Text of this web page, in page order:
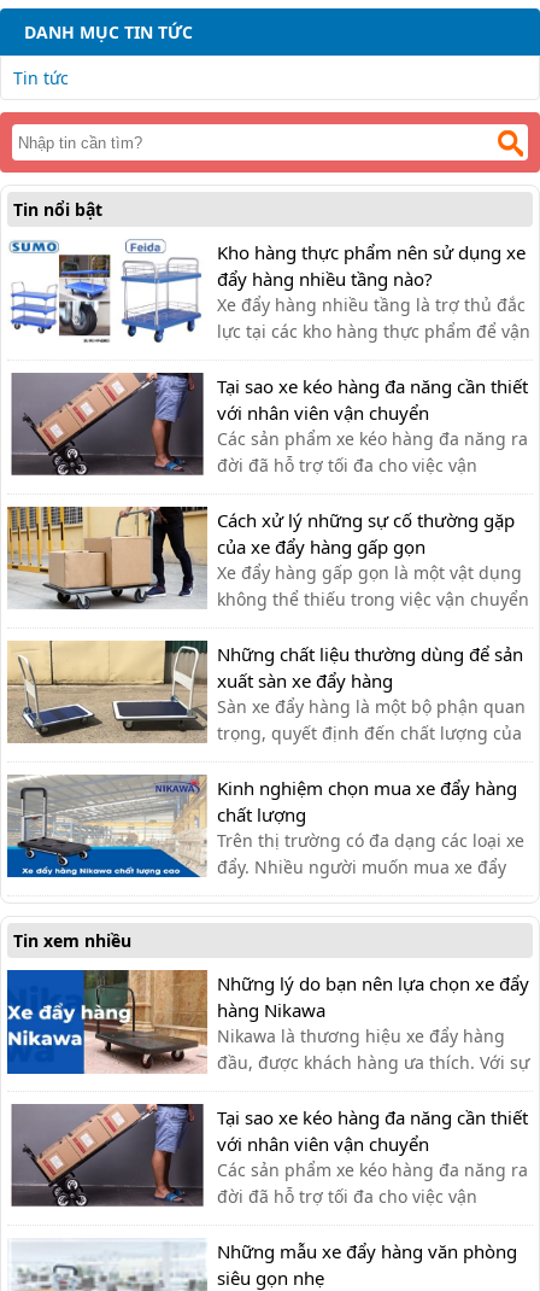
DANH MỤC TIN TỨC
Tin tức
Tin nổi bật
Kho hàng thực phẩm nên sử dụng xe
đẩy hàng nhiều tầng nào?
Xe đẩy hàng nhiều tầng là trợ thủ đắc
lực tại các kho hàng thực phẩm để vận
chuyển hàng hóa. Dưới đây là một số
dòng xe đẩy được ưa chuộng trên thị
trường.
Tại sao xe kéo hàng đa năng cần thiết
với nhân viên vận chuyển
Các sản phẩm xe kéo hàng đa năng ra
đời đã hỗ trợ tối đa cho việc vận
chuyển thủ công của nhân viên vận
chuyển, giúp tiết kiệm thời gian và sức
lực.
Cách xử lý những sự cố thường gặp
của xe đẩy hàng gấp gọn
Xe đẩy hàng gấp gọn là một vật dụng
không thể thiếu trong việc vận chuyển
hàng hóa. Sau một thời gian, xe có thể
gặp phải một số lỗi. Cùng tìm hiểu
trong bài viết sau
Những chất liệu thường dùng để sản
xuất sàn xe đẩy hàng
Sàn xe đẩy hàng là một bộ phận quan
trọng, quyết định đến chất lượng của
xe đẩy. Lựa chọn chất liệu phù hợp
giúp bạn có được chiếc xe đẩy hàng
ưng ý.
Kinh nghiệm chọn mua xe đẩy hàng
chất lượng
Trên thị trường có đa dạng các loại xe
đẩy. Nhiều người muốn mua xe đẩy
hàng nhưng băn khoăn không biết
nên lựa chọn xe đẩy hàng chất lượng
Tin xem nhiều
Những lý do bạn nên lựa chọn xe đẩy
hàng Nikawa
Nikawa là thương hiệu xe đẩy hàng
đầu, được khách hàng ưa thích. Với sự
tiện lợi, bền đẹp, xe đẩy hàng Nikawa
chưa bao giờ khiến khách hàng thất
vọng.
Tại sao xe kéo hàng đa năng cần thiết
với nhân viên vận chuyển
Các sản phẩm xe kéo hàng đa năng ra
đời đã hỗ trợ tối đa cho việc vận
chuyển thủ công của nhân viên vận
chuyển, giúp tiết kiệm thời gian và sức
lực.
Những mẫu xe đẩy hàng văn phòng
siêu gọn nhẹ